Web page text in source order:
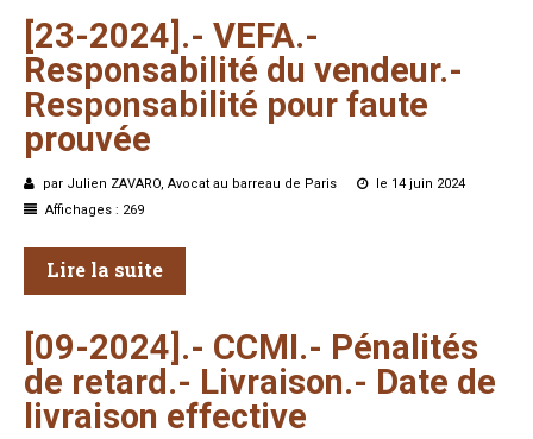
[23-2024].- VEFA.-
Responsabilité du vendeur.-
Responsabilité pour faute
prouvée
par Julien ZAVARO, Avocat au barreau de Paris
le 14 juin 2024
Affichages : 269
Lire la suite
[09-2024].- CCMI.- Pénalités
de retard.- Livraison.- Date de
livraison effective